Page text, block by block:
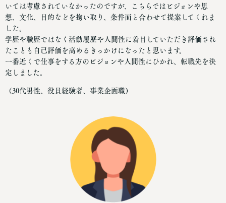
いては考慮されていなかったのですが、こちらではビジョンや思
想、文化、目的などを掬い取り、条件面と合わせて提案してくれま
した。
学歴や職歴ではなく活動履歴や人間性に着目していただき評価され
たことも自己評価を高めるきっかけになったと思います。
一番近くで仕事をする方のビジョンや人間性にひかれ、転職先を決
定しました。
（30代男性、役員経験者、事業企画職）